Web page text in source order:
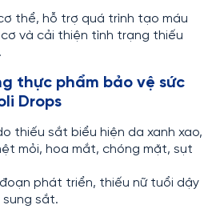
thể, hỗ trợ quá trình tạo máu
và cải thiện tình trạng thiếu
thực phẩm bảo vệ sức
Drops
thiếu sắt biểu hiện da xanh xao,
mỏi, hoa mắt, chóng mặt, sụt
phát triển, thiếu nữ tuổi dậy
sắt.